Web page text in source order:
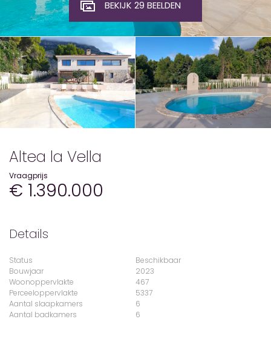
BEKIJK 29 BEELDEN
Altea la Vella
Vraagprijs
€ 1.390.000
Details
Status
Beschikbaar
Bouwjaar
2023
Woonoppervlakte
467
Perceeloppervlakte
5337
Aantal slaapkamers
6
Aantal badkamers
6